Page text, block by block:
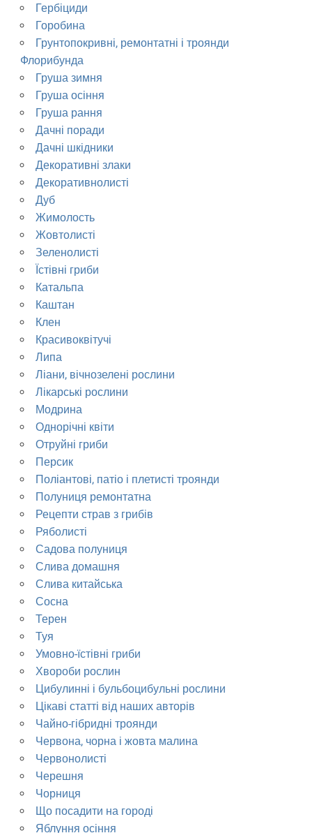
Гербіциди
Горобина
Грунтопокривні, ремонтатні і троянди
Флорибунда
Груша зимня
Груша осіння
Груша рання
Дачні поради
Дачні шкідники
Декоративні злаки
Декоративнолисті
Дуб
Жимолость
Жовтолисті
Зеленолисті
Їстівні гриби
Катальпа
Каштан
Клен
Красивоквітучі
Липа
Ліани, вічнозелені рослини
Лікарські рослини
Модрина
Однорічні квіти
Отруйні гриби
Персик
Поліантові, патіо і плетисті троянди
Полуниця ремонтатна
Рецепти страв з грибів
Ряболисті
Садова полуниця
Слива домашня
Слива китайська
Сосна
Терен
Туя
Умовно-їстівні гриби
Хвороби рослин
Цибулинні і бульбоцибульні рослини
Цікаві статті від наших авторів
Чайно-гібридні троянди
Червона, чорна і жовта малина
Червонолисті
Черешня
Чорниця
Що посадити на городі
Яблуння осіння